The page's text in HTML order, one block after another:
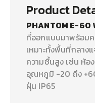
Product
PHANTOM E-60
ที่ออกแบบมาพร้อม
เหมาะทั้งพื้นที่กลา
ความชื้นสูง เช่น ห้อ
อุณหภูมิ -20 ถึง
ฝุ่น IP65